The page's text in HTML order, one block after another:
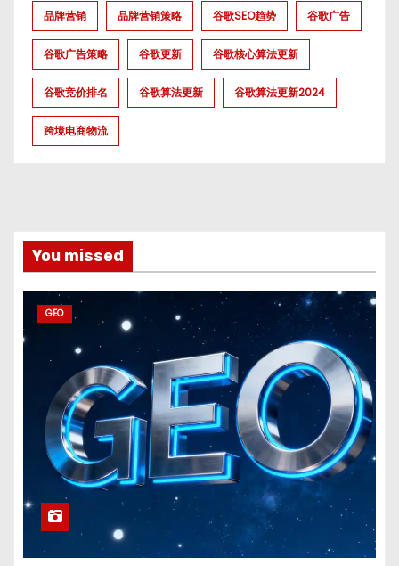
品牌营销 品牌营销策略 谷歌SEO趋势 谷歌广告
谷歌广告策略 谷歌更新 谷歌核心算法更新
谷歌竞价排名 谷歌算法更新 谷歌算法更新2024
跨境电商物流
You missed
GEO